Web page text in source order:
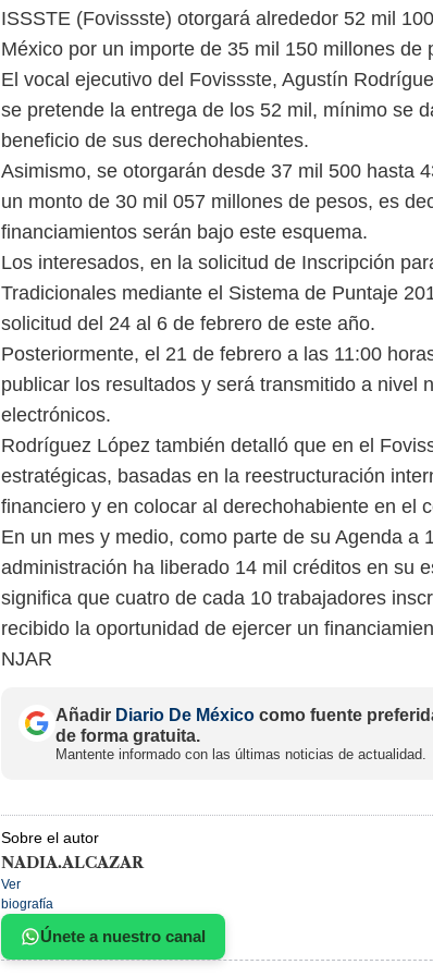
ISSSTE (Fovissste) otorgará alrededor 52 mil
México por un importe de 35 mil 150 millones de
El vocal ejecutivo del Fovissste, Agustín
se pretende la entrega de los 52 mil, mínimo se
beneficio de sus derechohabientes.
Asimismo, se otorgarán desde 37 mil 500 hasta
un monto de 30 mil 057 millones de pesos, es
financiamientos serán bajo este esquema.
Los interesados, en la solicitud de Inscripción
Tradicionales mediante el Sistema de Puntaje
solicitud del 24 al 6 de febrero de este año.
Posteriormente, el 21 de febrero a las 11:00
publicar los resultados y será transmitido a nivel
electrónicos.
Rodríguez López también detalló que en el
estratégicas, basadas en la reestructuración
financiero y en colocar al derechohabiente en el
En un mes y medio, como parte de su Agenda a
administración ha liberado 14 mil créditos en su
significa que cuatro de cada 10 trabajadores
recibido la oportunidad de ejercer un
NJAR
Añadir Diario De México como fuente
de forma gratuita.
Mantente informado con las últimas noticias de actualidad.
Sobre el autor
NADIA.ALCAZAR
Ver
biografía
Únete a nuestro canal